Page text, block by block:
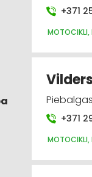
+371
MOTOCIKLI,
Piebalgas
+371
MOTOCIKLI,